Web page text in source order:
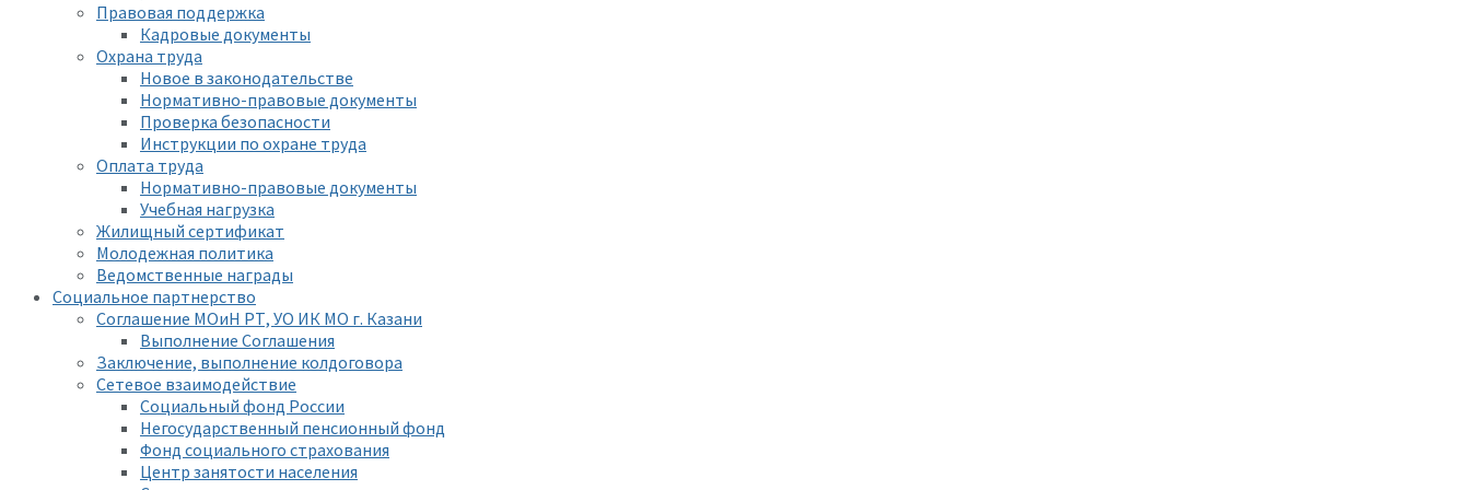
Правовая поддержка
Кадровые документы
Охрана труда
Новое в законодательстве
Нормативно-правовые документы
Проверка безопасности
Инструкции по охране труда
Оплата труда
Нормативно-правовые документы
Учебная нагрузка
Жилищный сертификат
Молодежная политика
Ведомственные награды
Социальное партнерство
Соглашение МОиН РТ, УО ИК МО г. Казани
Выполнение Соглашения
Заключение, выполнение колдоговора
Сетевое взаимодействие
Социальный фонд России
Негосударственный пенсионный фонд
Фонд социального страхования
Центр занятости населения